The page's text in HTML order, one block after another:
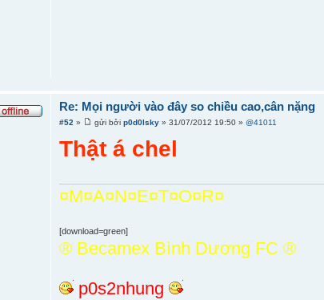
Re: Mọi người vào đây so chiều cao,cân nặng
#52 » gửi bởip0d0lsky » 31/07/2012 19:50 »@41011
Thật á chel
¤M¤A¤N¤E¤T¤O¤R¤
[download=green]
­® Becamex Bình Dương FC ®
p0s2nhung